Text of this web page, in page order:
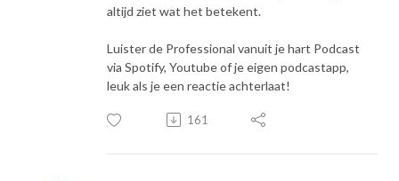
altijd ziet wat het betekent.
Luister de Professional vanuit je hart Podcast
via Spotify, Youtube of je eigen podcastapp,
leuk als je een reactie achterlaat!
161